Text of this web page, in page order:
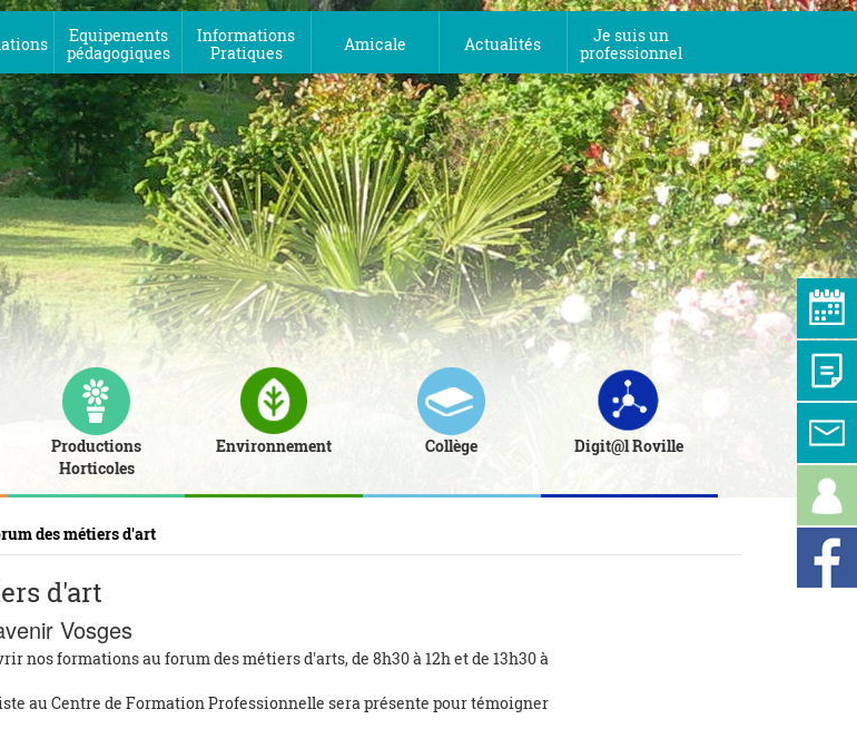
Equipements
pédagogiques
Informations
Pratiques
Amicale Actualités
Je suis un
professionnel
Productions
Horticoles
Environnement Collège Digit@l Roville
des métiers d'art
d'art
Vosges
nos formations au forum des métiers d'arts, de 8h30 à 12h et de 13h30 à
au Centre de Formation Professionnelle sera présente pour témoigner